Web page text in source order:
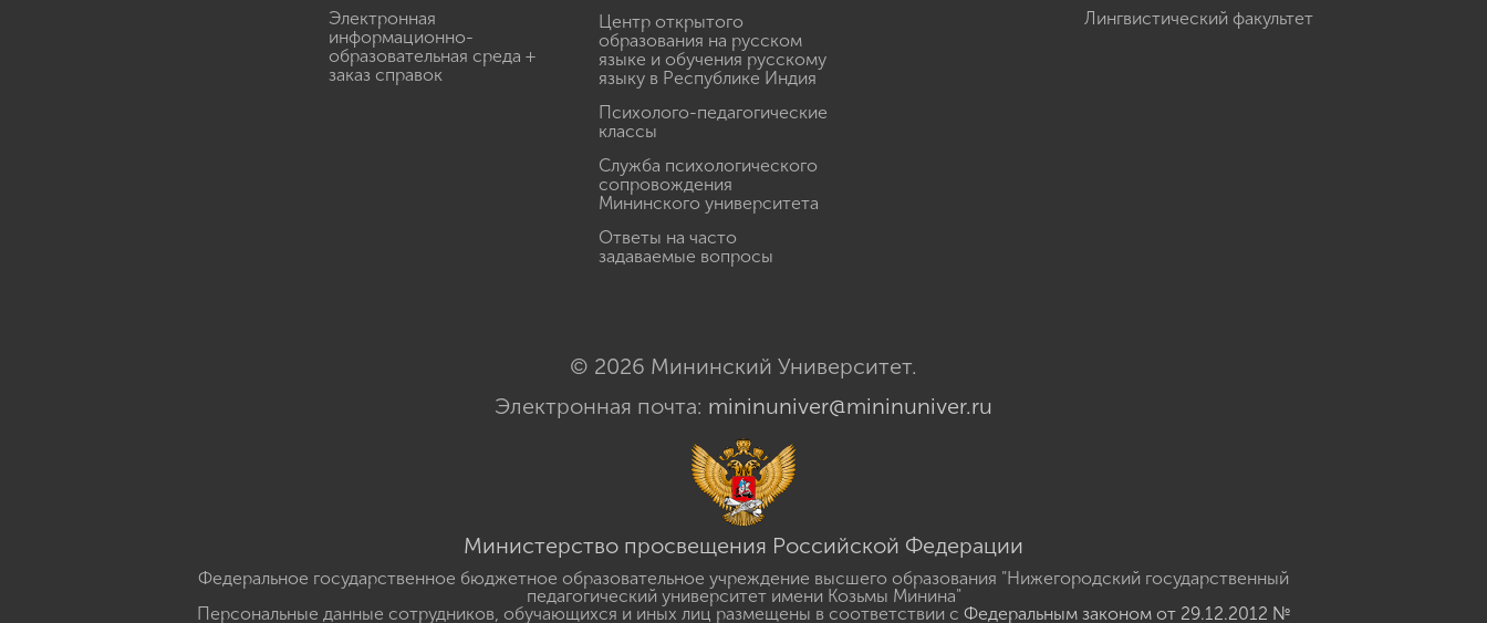
Электронная
информационно-
образовательная среда +
заказ справок
Центр открытого
образования на русском
языке и обучения русскому
языку в Республике Индия
Психолого-педагогические
классы
Служба психологического
сопровождения
Мининского университета
Ответы на часто
задаваемые вопросы
Лингвистический факультет
© 2026 Мининский Университет.
Электронная почта: mininuniver@mininuniver.ru
Министерство просвещения Российской Федерации
Федеральное государственное бюджетное образовательное учреждение высшего образования "Нижегородский государственный
педагогический университет имени Козьмы Минина"
Персональные данные сотрудников, обучающихся и иных лиц размещены в соответствии с Федеральным законом от 29.12.2012 №